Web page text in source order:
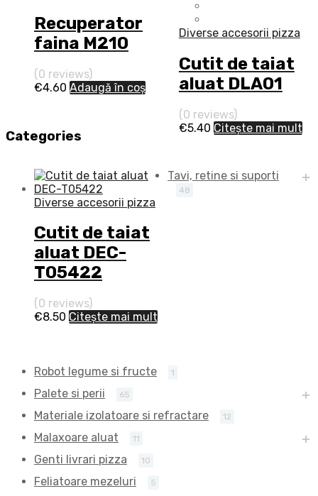
Recuperator
faina M210
(0 reviews)
€4.60 Adaugă în coș
Diverse accesorii pizza
Cutit de taiat
aluat DLA01
(0 reviews)
€5.40 Citește mai mult
Diverse accesorii pizza
Cutit de taiat
aluat DEC-
T05422
(0 reviews)
€8.50 Citește mai mult
Categories
Tavi, retine si suporti
48
Robot legume si fructe 1
Palete si perii 65
Materiale izolatoare si refractare 12
Malaxoare aluat 11
Genti livrari pizza 10
Feliatoare mezeluri 5